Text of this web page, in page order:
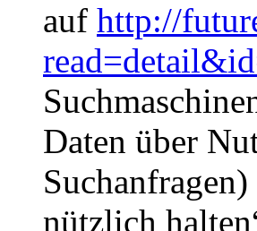
auf http://
Daten über
nützlich